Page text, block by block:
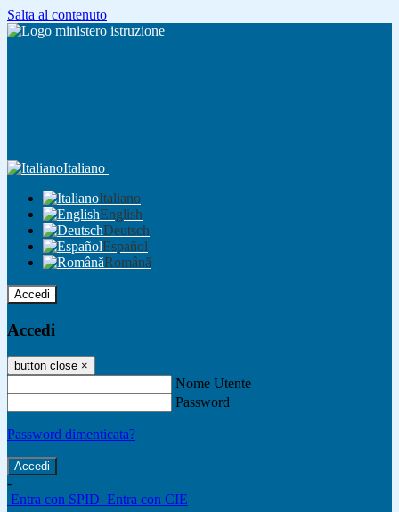
Salta al contenuto
Italiano
Italiano
English
Deutsch
Español
Română
Accedi
Accedi
button close ×
Nome Utente
Password
Password dimenticata?
-
Entra con SPID Entra con CIE